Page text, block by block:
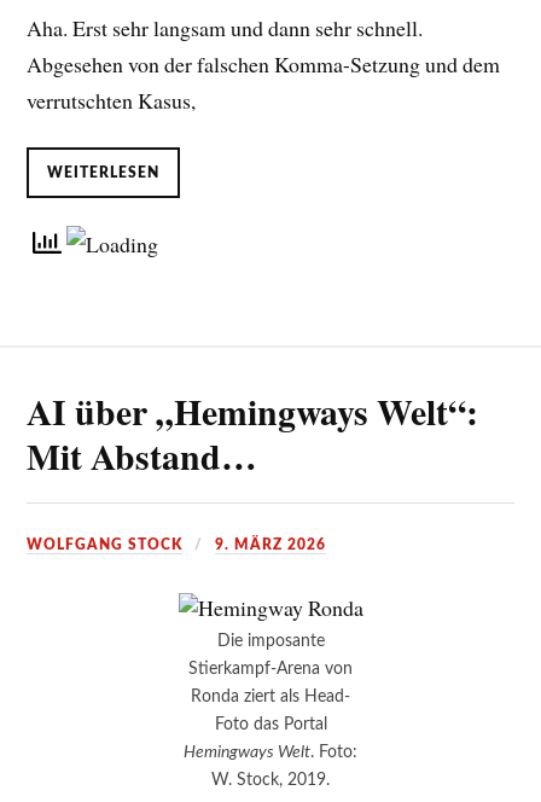
Aha. Erst sehr langsam und dann sehr schnell.
Abgesehen von der falschen Komma-Setzung und dem
verrutschten Kasus,
WEITERLESEN
AI über „Hemingways Welt“:
Mit Abstand…
WOLFGANG STOCK 9. MÄRZ 2026
Die imposante
Stierkampf-Arena von
Ronda ziert als Head-
Foto das Portal
Hemingways Welt. Foto:
W. Stock, 2019.